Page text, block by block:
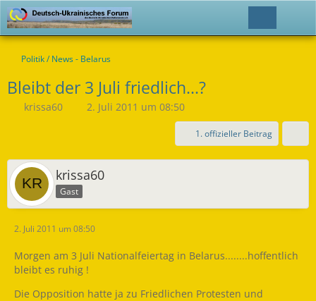
Politik / News - Belarus
Bleibt der 3 Juli friedlich...?
krissa60 2. Juli 2011 um 08:50
1. offizieller Beitrag
krissa60
Gast
2. Juli 2011 um 08:50
Morgen am 3 Juli Nationalfeiertag in Belarus........hoffentlich
bleibt es ruhig !
Die Opposition hatte ja zu Friedlichen Protesten und